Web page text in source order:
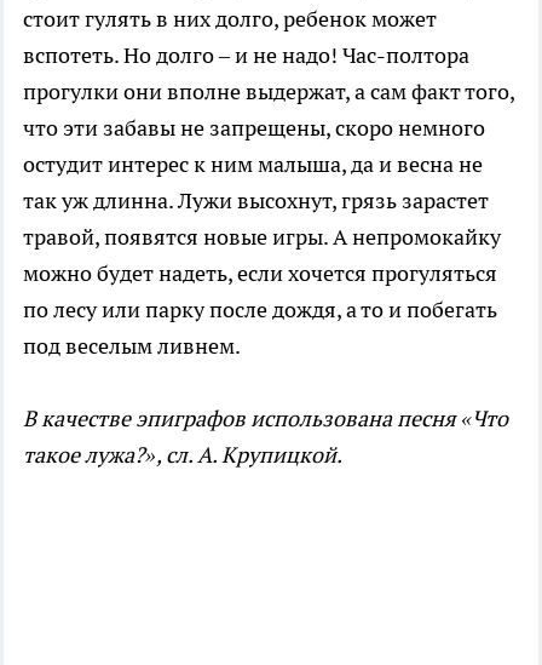
стоит гулять в них долго, ребенок может
вспотеть. Но долго – и не надо! Час-полтора
прогулки они вполне выдержат, а сам факт того,
что эти забавы не запрещены, скоро немного
остудит интерес к ним малыша, да и весна не
так уж длинна. Лужи высохнут, грязь зарастет
травой, появятся новые игры. А непромокайку
можно будет надеть, если хочется прогуляться
по лесу или парку после дождя, а то и побегать
под веселым ливнем.
В качестве эпиграфов использована песня «Что
такое лужа?», сл. А. Крупицкой.